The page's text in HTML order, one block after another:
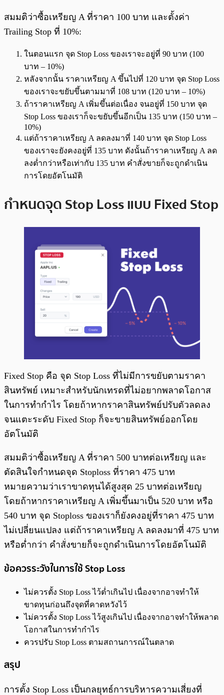
สมมติว่าซื้อเหรียญ A ที่ราคา 100 บาท และตั้งค่า
Trailing Stop ที่ 10%:
ในตอนแรก จุด Stop Loss ของเราจะอยู่ที่ 90 บาท (100
บาท – 10%)
หลังจากนั้น ราคาเหรียญ A ขึ้นไปที่ 120 บาท จุด Stop Loss
ของเราจะขยับขึ้นตามมาที่ 108 บาท (120 บาท – 10%)
ถ้าราคาเหรียญ A เพิ่มขึ้นต่อเนื่อง จนอยู่ที่ 150 บาท จุด
Stop Loss ของเราก็จะขยับขึ้นอีกเป็น 135 บาท (150 บาท –
10%)
แต่ถ้าราคาเหรียญ A ลดลงมาที่ 140 บาท จุด Stop Loss
ของเราจะยังคงอยู่ที่ 135 บาท ดังนั้นถ้าราคาเหรียญ A ลด
ลงต่ำกว่าหรือเท่ากับ 135 บาท คำสั่งขายก็จะถูกดำเนิน
การโดยอัตโนมัติ
กำหนดจุด Stop Loss แบบ Fixed Stop
Fixed Stop คือ จุด Stop Loss ที่ไม่มีการขยับตามราคา
สินทรัพย์ เหมาะสำหรับนักเทรดที่ไม่อยากพลาดโอกาส
ในการทำกำไร โดยถ้าหากราคาสินทรัพย์ปรับตัวลดลง
จนแตะระดับ Fixed Stop ก็จะขายสินทรัพย์ออกโดย
อัตโนมัติ
สมมติว่าซื้อเหรียญ A ที่ราคา 500 บาทต่อเหรียญ และ
ตัดสินใจกำหนดจุด Stoploss ที่ราคา 475 บาท
หมายความว่าเราขาดทุนได้สูงสุด 25 บาทต่อเหรียญ
โดยถ้าหากราคาเหรียญ A เพิ่มขึ้นมาเป็น 520 บาท หรือ
540 บาท จุด Stoploss ของเราก็ยังคงอยู่ที่ราคา 475 บาท
ไม่เปลี่ยนแปลง แต่ถ้าราคาเหรียญ A ลดลงมาที่ 475 บาท
หรือต่ำกว่า คำสั่งขายก็จะถูกดำเนินการโดยอัตโนมัติ
ข้อควรระวังในการใช้ Stop Loss
ไม่ควรตั้ง Stop Loss ไว้ต่ำเกินไป เนื่องจากอาจทำให้
ขาดทุนก่อนถึงจุดที่คาดหวังไว้
ไม่ควรตั้ง Stop Loss ไว้สูงเกินไป เนื่องจากอาจทำให้พลาด
โอกาสในการทำกำไร
ควรปรับ Stop Loss ตามสถานการณ์ในตลาด
สรุป
การตั้ง Stop Loss เป็นกลยุทธ์การบริหารความเสี่ยงที่